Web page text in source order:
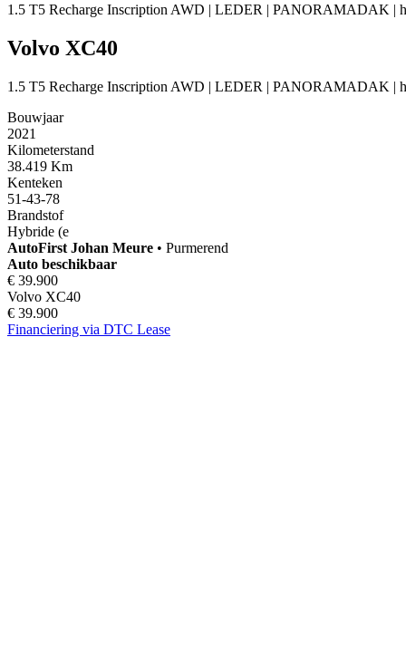
1.5 T5 Recharge Inscription AWD | LEDER | PANORAMADAK |
Volvo XC40
1.5 T5 Recharge Inscription AWD | LEDER | PANORAMADAK |
Bouwjaar
2021
Kilometerstand
38.419 Km
Kenteken
51-43-78
Brandstof
Hybride (e
AutoFirst Johan Meure • Purmerend
Auto beschikbaar
€ 39.900
Volvo XC40
€ 39.900
Financiering via DTC Lease